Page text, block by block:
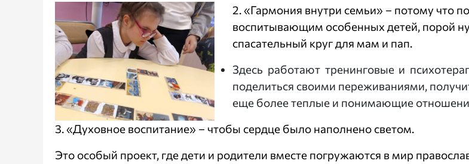
2. «Гармония внутри семьи» – потому что
воспитывающим особенных детей, порой
спасательный круг для мам и пап.
Здесь работают тренинговые и
поделиться своими переживаниями,
еще более теплые и понимающие
3. «Духовное воспитание» – чтобы сердце было наполнено светом.
Это особый проект, где дети и родители вместе погружаются в мир